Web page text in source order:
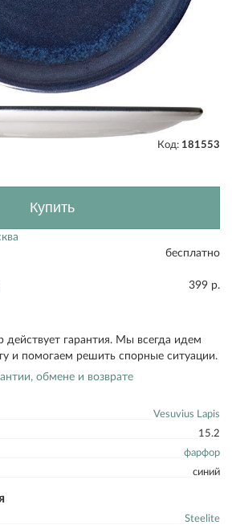
Vesuvius Lapis
15.2
фарфор
синий
Steelite
Код: 181553
Купить
бесплатно
399 р.
действует гарантия. Мы всегда идем
и помогаем решить спорные ситуации.
обмене и возврате